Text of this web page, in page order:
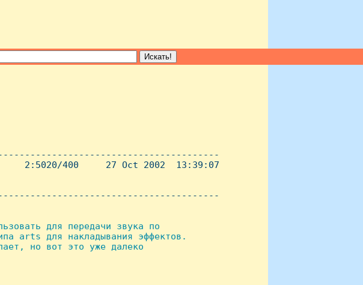
400     27 Oct 2002  13:39:07
для передачи звука по
arts для накладывания эффектов.
но вот это уже далеко